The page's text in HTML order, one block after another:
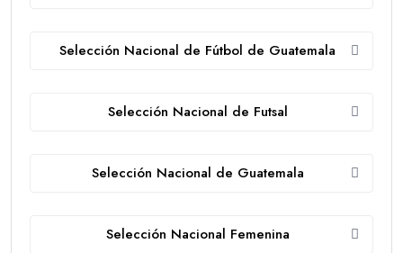
Selección Nacional de Fútbol de Guatemala
Selección Nacional de Futsal
Selección Nacional de Guatemala
Selección Nacional Femenina